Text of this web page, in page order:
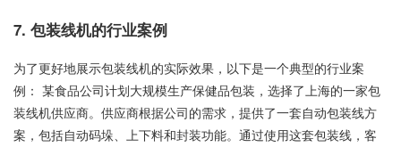
7. 包装线机的行业案例
为了更好地展示包装线机的实际效果，以下是一个典型的行业案
例： 某食品公司计划大规模生产保健品包装，选择了上海的一家包
装线机供应商。供应商根据公司的需求，提供了一套自动包装线方
案，包括自动码垛、上下料和封装功能。通过使用这套包装线，客